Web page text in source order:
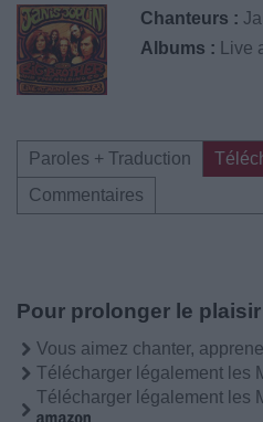
Chanteurs :
Albums :
Paroles + Traduction
Commentaires
Pour prolonger le
Vous aimez chanter,
Télécharger légalement les
Télécharger légalement les